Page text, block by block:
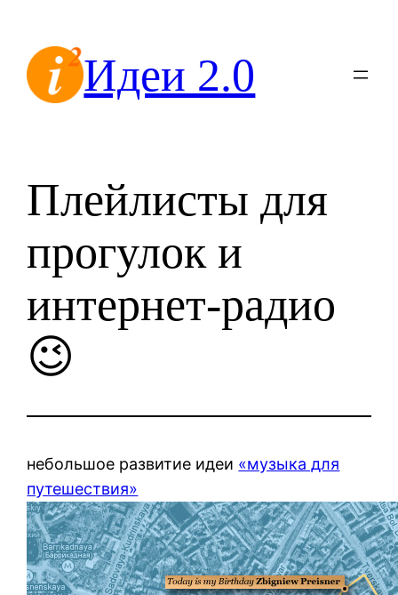
содержимомуИдеи 2.0
Плейлисты для
прогулок и
интернет-радио
😉
небольшое развитие идеи «музыка для
путешествия»